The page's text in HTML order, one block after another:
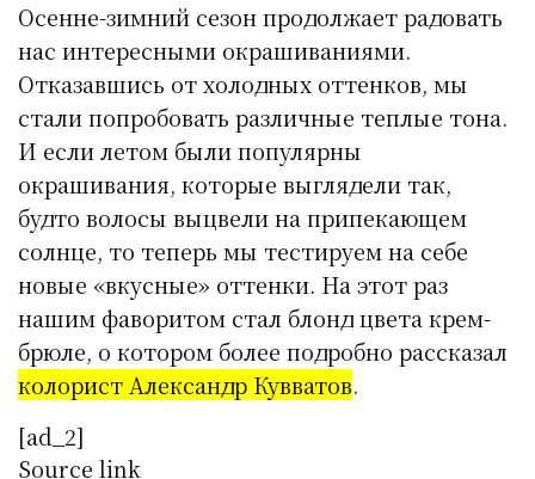
Осенне-зимний сезон продолжает радовать
нас интересными окрашиваниями.
Отказавшись от холодных оттенков, мы
стали попробовать различные теплые тона.
И если летом были популярны
окрашивания, которые выглядели так,
будто волосы выцвели на припекающем
солнце, то теперь мы тестируем на себе
новые «вкусные» оттенки. На этот раз
нашим фаворитом стал блонд цвета крем-
брюле, о котором более подробно рассказал
колорист Александр Кувватов.
[ad_2]
Source link